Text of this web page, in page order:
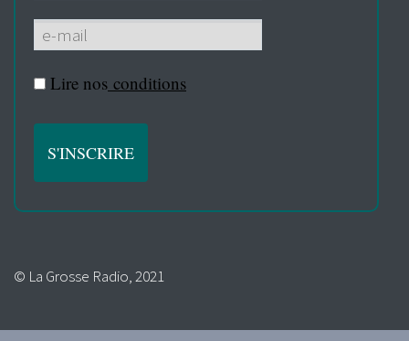
Lire nos conditions
© La Grosse Radio, 2021